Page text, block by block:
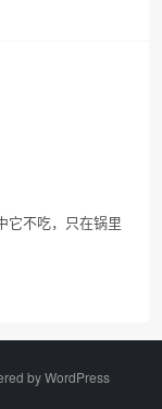
它不吃，只在锅里
byWordPress